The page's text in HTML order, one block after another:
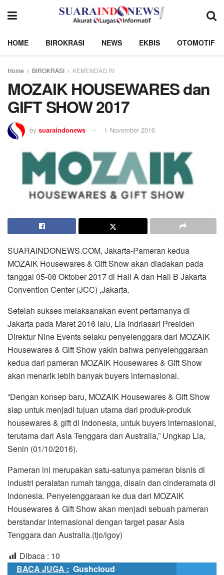
HOME BIROKRASI NEWS EKBIS OTOMOTIF
Home BIROKRASI KEMENDAG RI
MOZAIK HOUSEWARES dan
GIFT SHOW 2017
by suaraindonews 1 November 2016
SUARAINDONEWS.COM, Jakarta-Pameran kedua
MOZAIK Housewares & Gift Show akan diadakan pada
tanggal 05-08 Oktober 2017 di Hall A dan Hall B Jakarta
Convention Center (JCC) ,Jakarta.
Setelah sukses melaksanakan event pertamanya di
Jakarta pada Maret 2016 lalu, Lia Indriasari Presiden
Direktur Nine Events selaku penyelenggara dari MOZAIK
Housewares & Gift Show yakin bahwa penyelenggaraan
kedua dari pameran MOZAIK Housewares & Gift Show
akan menarik lebih banyak buyers internasional.
“Dengan konsep baru, MOZAIK Housewares & Gift Show
siap untuk menjadi tujuan utama dari produk-produk
housewares & gift di Indonesia, untuk buyers internasional,
terutama dari Asia Tenggara dan Australia,” Ungkap Lia,
Senin (01/10/2016).
Pameran ini merupakan satu-satunya pameran bisnis di
industri peralatan rumah tangga, disain dan cinderamata di
Indonesia. Penyelenggaraan ke dua dari MOZAIK
Housewares & Gift Show akan menjadi sebuah pameran
berstandar internasional dengan target pasar Asia
Tenggara dan Australia.(tjo/igoy)
Dibaca : 10
BACA JUGA : Gushcloud